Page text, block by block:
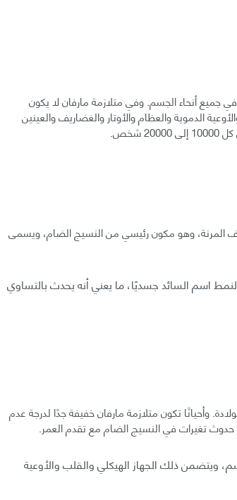
جميع أنحاء الجسم. وفي متلازمة مارفان لا يكون
الدموية والعظام والأوتار والغضاريف والعينين
المرنة، وهو مكون رئيسي من النسيج الضام، ويسمى
اسم السائد جسديًا، ما يعني أنه يحدث بالتساوي
وأحيانًا تكون متلازمة مارفان خفيفة جدًا لدرجة عدم
تغيرات في النسيج الضام مع تقدم العمر.
ويتضمن ذلك الجهاز الهيكلي والقلب والأوعية